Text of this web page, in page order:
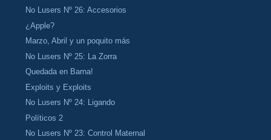
No Lusers Nº 26: Accesorios
¿Apple?
Marzo, Abril y un poquito más
No Lusers Nº 25: La Zorra
Quedada en Barna!
Exploits y Exploits
No Lusers Nº 24: Ligando
Políticos 2
No Lusers Nº 23: Control Maternal